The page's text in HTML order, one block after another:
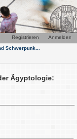
Anmelden
Registrieren
Schwerpunk...
Ägyptologie: